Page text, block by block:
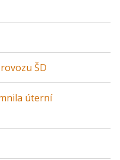
ŠD
úterní